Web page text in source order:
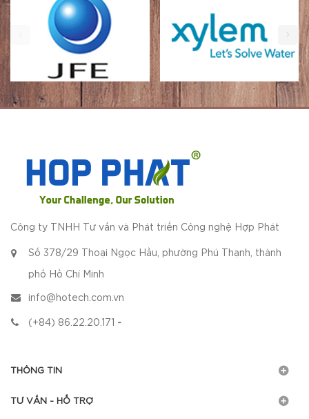
Công ty TNHH Tư vấn và Phát triển Công nghệ Hợp Phát
Số 378/29 Thoại Ngọc Hầu, phường Phú Thạnh, thành
phố Hồ Chí Minh
info@hotech.com.vn
(+84) 86.22.20.171 -
THÔNG TIN
TƯ VẤN - HỖ TRỢ